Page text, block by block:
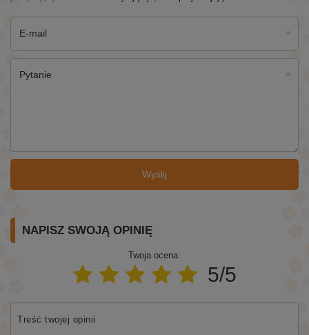
E-mail
Pytanie
Wyślij
NAPISZ SWOJĄ OPINIĘ
Twoja ocena:
5/5
Treść twojej opinii